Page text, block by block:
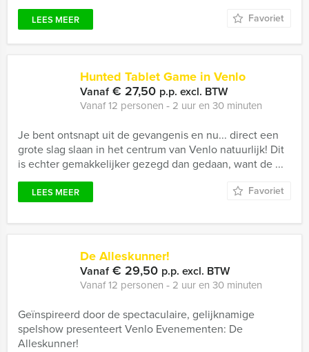
LEES MEER Favoriet
Hunted Tablet Game in Venlo
Vanaf€ 27,50 p.p. excl. BTW
Vanaf 12 personen ‐ 2 uur en 30 minuten
Je bent ontsnapt uit de gevangenis en nu... direct een
grote slag slaan in het centrum van Venlo natuurlijk! Dit
is echter gemakkelijker gezegd dan gedaan, want de ...
LEES MEER Favoriet
De Alleskunner!
Vanaf€ 29,50 p.p. excl. BTW
Vanaf 12 personen ‐ 2 uur en 30 minuten
Geïnspireerd door de spectaculaire, gelijknamige
spelshow presenteert Venlo Evenementen: De
Alleskunner!